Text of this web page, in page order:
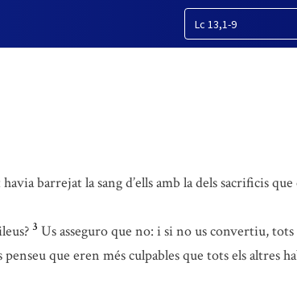
barrejat la sang d’ells amb la dels sacrificis
3 Us asseguro que no: i si no us convertiu, tots
penseu que eren més culpables que tots els altres